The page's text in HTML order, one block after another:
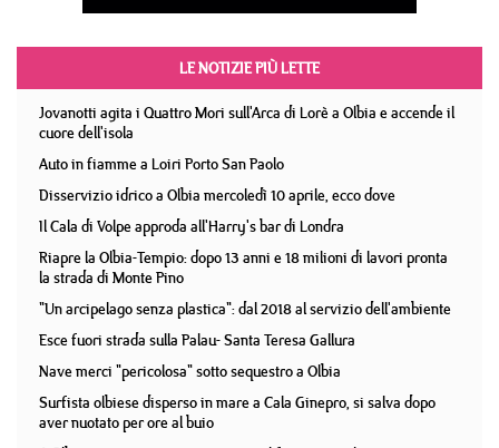
LE NOTIZIE PIÙ LETTE
Jovanotti agita i Quattro Mori sull'Arca di Lorè a Olbia e accende il
cuore dell'isola
Auto in fiamme a Loiri Porto San Paolo
Disservizio idrico a Olbia mercoledì 10 aprile, ecco dove
Il Cala di Volpe approda all'Harry's bar di Londra
Riapre la Olbia-Tempio: dopo 13 anni e 18 milioni di lavori pronta
la strada di Monte Pino
"Un arcipelago senza plastica": dal 2018 al servizio dell'ambiente
Esce fuori strada sulla Palau- Santa Teresa Gallura
Nave merci "pericolosa" sotto sequestro a Olbia
Surfista olbiese disperso in mare a Cala Ginepro, si salva dopo
aver nuotato per ore al buio